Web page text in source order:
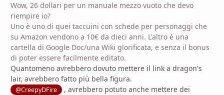
Wow, 26 dollari per un manuale mezzo vuoto che devo
riempire io?
Uno è uno di quei taccuini con schede per personaggi che
su Amazon vendono a 10€ da dieci anni. L'altro è una
cartella di Google Doc/una Wiki glorificata, e senza il bonus
di poter essere facilmente editato.
Quantomeno avrebbero dovuto mettere il link a dragon's
lair, avrebbero fatto più bella figura.
@CreepyDFire
, avrebbero potuto anche mettere dei